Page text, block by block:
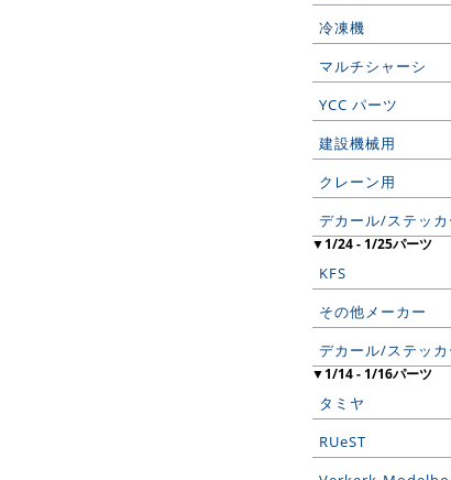
冷凍機
マルチシャーシ
YCC パーツ
建設機械用
クレーン用
デカール/ステッカ
▼1/24 - 1/25パーツ
KFS
その他メーカー
デカール/ステッカ
▼1/14 - 1/16パーツ
タミヤ
RUeST